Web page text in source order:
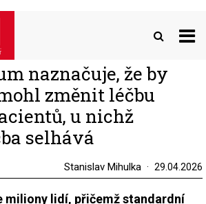
naznačuje, že by
změnit léčbu
u nichž
selhává
Stanislav Mihulka 29.04.2026
miliony lidí, přičemž standardní